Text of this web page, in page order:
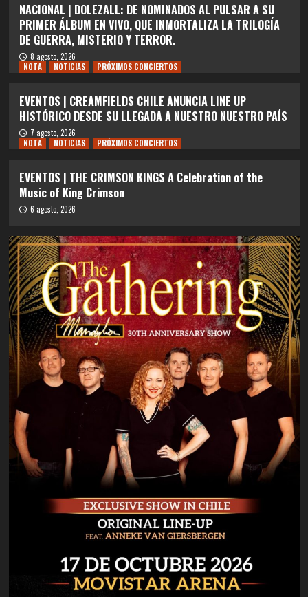
NACIONAL | DOLEZALL: DE NOMINADOS AL PULSAR A SU
PRIMER ÁLBUM EN VIVO, QUE INMORTALIZA LA TRILOGÍA
DE GUERRA, MISTERIO Y TERROR.
8 agosto, 2026
NOTA
NOTICIAS PRÓXIMOS CONCIERTOS
EVENTOS | CREAMFIELDS CHILE ANUNCIA LINE UP
HISTÓRICO DESDE SU LLEGADA A NUESTRO NUESTRO PAÍS
7 agosto, 2026
NOTA
NOTICIAS PRÓXIMOS CONCIERTOS
EVENTOS | THE CRIMSON KINGS A Celebration of the
Music of King Crimson
6 agosto, 2026